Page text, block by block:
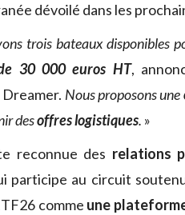
dévoilé dans les
trois bateaux disponibles
30 000 euros HT,
Nous proposons une
desoffres logistiques. »
reconnue des relations
participe au circuit
comme une